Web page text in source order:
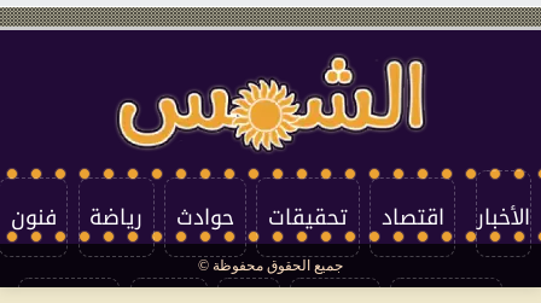
الأخبار اقتصاد تحقيقات حوادث رياضة فنون
جميع الحقوق محفوظة ©